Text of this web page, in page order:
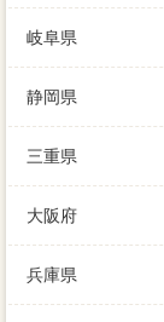
岐阜県
静岡県
三重県
大阪府
兵庫県